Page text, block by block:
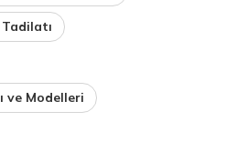
ve Modelleri